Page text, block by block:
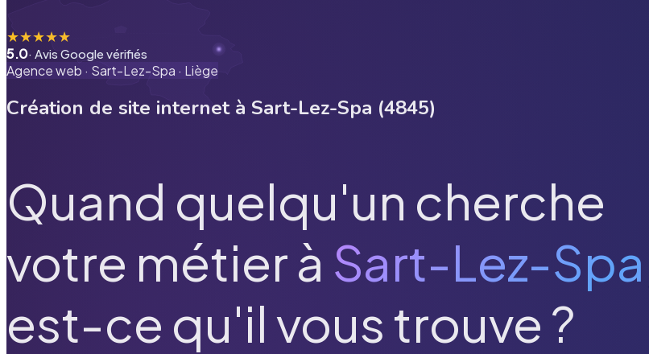
★★★★★
5.0· Avis Google vérifiés
Agence web · Sart-Lez-Spa · Liège
Création de site internet à Sart-Lez-Spa (4845)
Quand quelqu'un cherche
votre métier à Sart-Lez-Spa
est-ce qu'il vous trouve ?